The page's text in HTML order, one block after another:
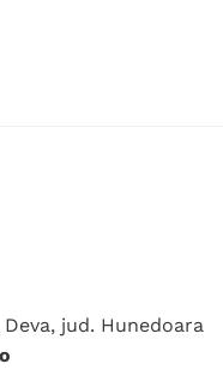
jud. Hunedoara